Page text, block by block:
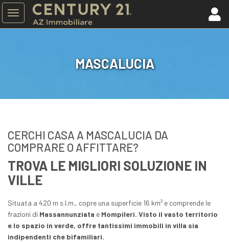
Toggle
navigation
Ville
Terreni
Tutti..
Appartamenti
Uffici
Affitti Brevi
Tutti..
Property Card
Lascia la tua Richiesta
Preventivo Mutuo
Codice Etico
Formazione
MASCALUCIA
CERCHI CASA A MASCALUCIA DA
COMPRARE O AFFITTARE?
TROVA LE MIGLIORI SOLUZIONE IN
VILLE
Situata a 420 m s.l.m., copre una superficie 16 km² e comprende le
frazioni di Massannunziata e Mompileri. Visto il vasto territorio
e lo spazio in verde, offre tantissimi immobili in villa sia
indipendenti che bifamiliari.